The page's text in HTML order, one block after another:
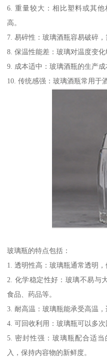
6. 重量较大：相比塑料或其
高。
7. 易碎性：玻璃酒瓶容易破碎，
8. 保温性能差：玻璃对温度变
9. 成本适中：玻璃酒瓶的生产
10. 传统感强：玻璃酒瓶常用于
玻璃瓶的特点包括：
1. 透明性高：玻璃瓶通常透明
2. 化学稳定性好：玻璃不易与
食品、药品等。
3. 耐高温：玻璃瓶能承受高温，
4. 可回收利用：玻璃瓶可以多次
5. 密封性强：玻璃瓶配合适
入，保持内容物的新鲜度。